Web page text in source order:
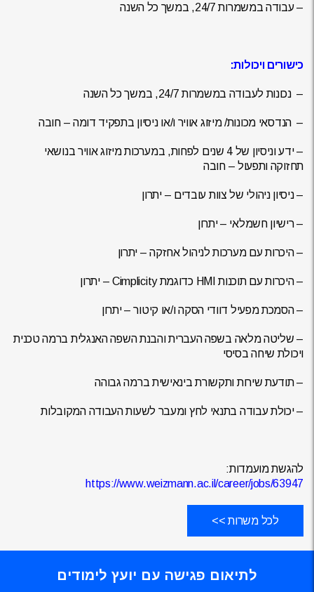
– עבודה במשמרות 24/7, במשך כל השנה
כישורים ויכולות:
– נכונות לעבודה במשמרות 24/7, במשך כל השנה
– הנדסאי מכונות/ מיזוג אוויר ו/או ניסיון בתפקיד דומה – חובה
– ידע וניסיון של 4 שנים לפחות, במערכות מיזוג אוויר בנושאי
תחזוקה ותפעול – חובה
– ניסיון ניהולי של צוות עובדים – יתרון
– רישיון חשמלאי – יתרון
– היכרות עם מערכות לניהול אחזקה – יתרון
– היכרות עם תוכנות HMI כדוגמת Cimplicity – יתרון
– הסמכת מפעיל דוודי הסקה ו/או קיטור – יתרון
– שליטה מלאה בשפה העברית והבנת השפה האנגלית ברמה טכנית
ויכולת שיחה בסיסי
– תודעת שירות ותקשורת בינאישית ברמה גבוהה
– יכולת עבודה בתנאי לחץ ומעבר לשעות העבודה המקובלות
להגשת מועמדות:
https://www.weizmann.ac.il/career/jobs/63947
לכל משרות >>
לתיאום פגישה עם יועץ לימודים